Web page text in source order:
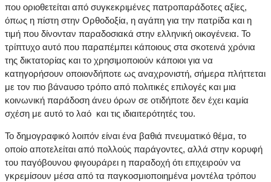
που οριοθετείται από συγκεκριμένες πατροπαράδοτες αξίες,
όπως η πίστη στην Ορθοδοξία, η αγάπη για την πατρίδα και η
τιμή που δίνονταν παραδοσιακά στην ελληνική οικογένεια. Το
τρίπτυχο αυτό που παραπέμπει κάποιους στα σκοτεινά χρόνια
της δικτατορίας και το χρησιμοποιούν κάποιοι για να
κατηγορήσουν οποιονδήποτε ως αναχρονιστή, σήμερα πλήττεται
με τον πιο βάναυσο τρόπο από πολιτικές επιλογές και μια
κοινωνική παράδοση άνευ όρων σε οτιδήποτε δεν έχει καμία
σχέση με αυτό το λαό και τις ιδιαιτερότητές του.
Το δημογραφικό λοιπόν είναι ένα βαθιά πνευματικό θέμα, το
οποίο αποτελείται από πολλούς παράγοντες, αλλά στην κορυφή
του παγόβουνου φιγουράρει η παραδοχή ότι επιχειρούν να
γκρεμίσουν μέσα από τα παγκοσμιοποιημένα μοντέλα τρόπου